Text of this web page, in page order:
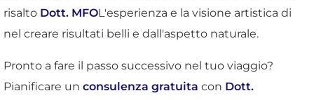
risalto Dott. MFOL'esperienza e la visione artistica di
nel creare risultati belli e dall'aspetto naturale.
Pronto a fare il passo successivo nel tuo viaggio?
Pianificare un consulenza gratuita con Dott.